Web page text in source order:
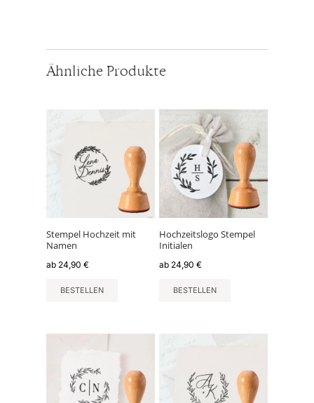
Ähnliche Produkte
Stempel Hochzeit mit
Namen
ab 24,90 €
BESTELLEN
Hochzeitslogo Stempel
Initialen
ab 24,90€
BESTELLEN